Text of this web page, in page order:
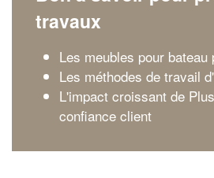
travaux
Les meubles pour bateau
Les méthodes de travail
L'impact croissant de
confiance client